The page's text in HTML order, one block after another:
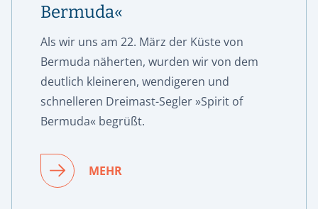
Bermuda«
Als wir uns am 22. März der Küste von
Bermuda näherten, wurden wir von dem
deutlich kleineren, wendigeren und
schnelleren Dreimast-Segler »Spirit of
Bermuda« begrüßt.
MEHR